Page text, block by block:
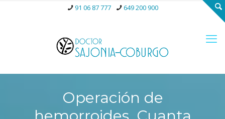
91 06 87 777 649 200 900
Operación de